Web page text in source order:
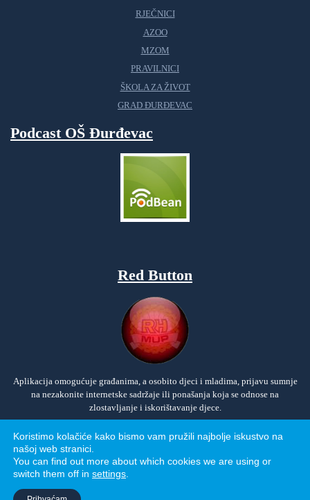
RJEČNICI
AZOO
MZOM
PRAVILNICI
ŠKOLA ZA ŽIVOT
GRAD ĐURĐEVAC
Podcast OŠ Đurđevac
Red Button
Aplikacija omogućuje građanima, a osobito djeci i mladima, prijavu sumnje
na nezakonite internetske sadržaje ili ponašanja koja se odnose na
zlostavljanje i iskorištavanje djece.
Politika privatnosti
Koristimo kolačiće kako bismo vam pružili najbolje iskustvo na
našoj web stranici.
You can find out more about which cookies we are using or
switch them off in settings